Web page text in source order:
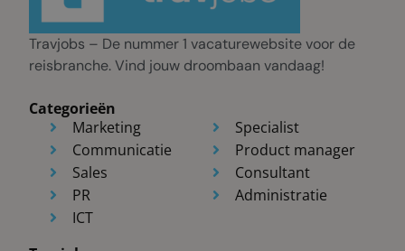
Travjobs – De nummer 1 vacaturewebsite voor de
reisbranche. Vind jouw droombaan vandaag!
Categorieën
Marketing
Communicatie
Sales
PR
ICT
Specialist
Product manager
Consultant
Administratie